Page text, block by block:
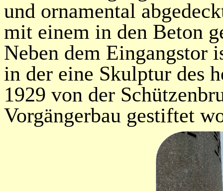
und ornamental
mit einem in den Beton
Neben dem Eingangstor
in der eine Skulptur des
1929 von der
Vorgängerbau gestiftet